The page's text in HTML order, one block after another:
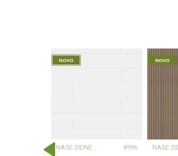
NAŠE ZIDNE OBLOGE PROSTORU DAJU KARAKTER I TOPLINU 8996